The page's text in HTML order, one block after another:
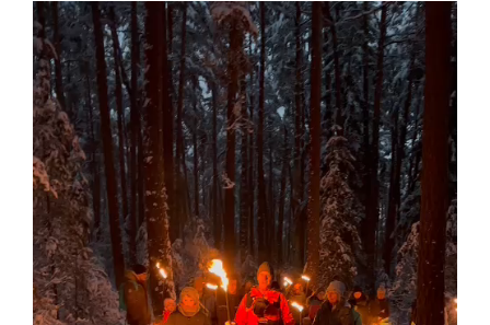
Video-
Player